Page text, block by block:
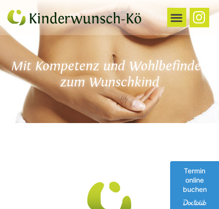
Mit Kompetenz und Wohlbefinden
zum Wunschkind
Termin
online
buchen